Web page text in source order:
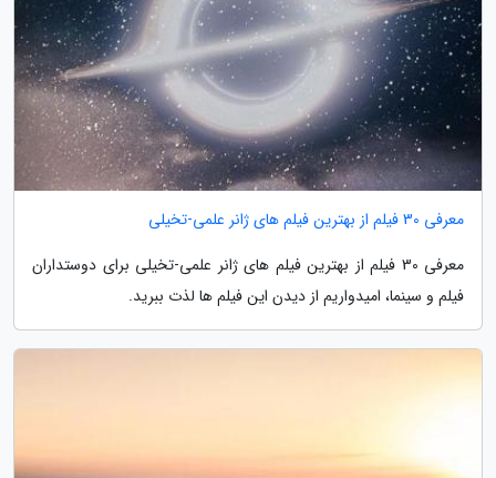
معرفی 30 فیلم از بهترین فیلم های ژانر علمی-تخیلی
معرفی 30 فیلم از بهترین فیلم های ژانر علمی-تخیلی برای دوستداران
فیلم و سینما، امیدواریم از دیدن این فیلم ها لذت ببرید.